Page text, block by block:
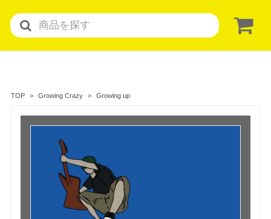
TOP Growing Crazy Growing up